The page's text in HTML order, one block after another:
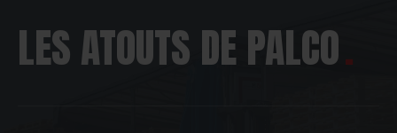
LES ATOUTS DE PALCO